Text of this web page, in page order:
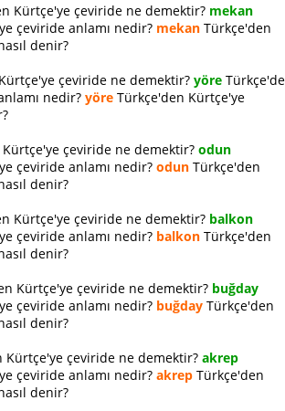
Kürtçe'ye çeviride ne demektir? mekan
çeviride anlamı nedir? mekan Türkçe'den
denir?
çeviride ne demektir? yöre
nedir? yöre Türkçe'den Kürtçe'ye
çeviride ne demektir? odun
çeviride anlamı nedir? odun Türkçe'den
denir?
Kürtçe'ye çeviride ne demektir? balkon
çeviride anlamı nedir? balkon Türkçe'den
denir?
Kürtçe'ye çeviride ne demektir? buğday
çeviride anlamı nedir? buğday Türkçe'den
denir?
Kürtçe'ye çeviride ne demektir? akrep
çeviride anlamı nedir? akrep Türkçe'den
denir?